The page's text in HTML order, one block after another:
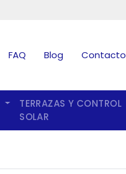
FAQ Blog Contacto
TERRAZAS Y CONTROL
SOLAR